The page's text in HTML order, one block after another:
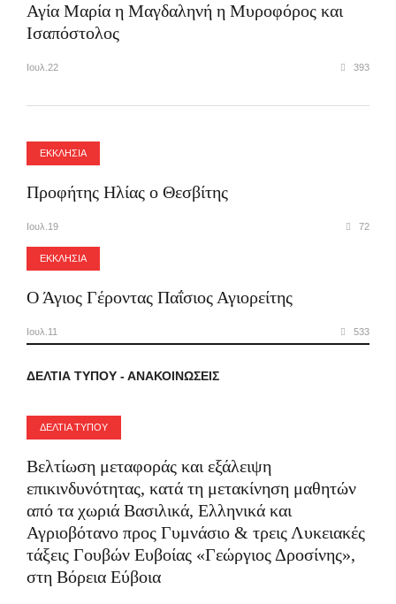
Αγία Μαρία η Μαγδαληνή η Μυροφόρος και
Ισαπόστολος
Ιουλ.22 393
ΕΚΚΛΗΣΙΑ
Προφήτης Ηλίας ο Θεσβίτης
Ιουλ.19 72
ΕΚΚΛΗΣΙΑ
Ο Άγιος Γέροντας Παΐσιος Αγιορείτης
Ιουλ.11 533
ΔΕΛΤΙΑ ΤΥΠΟΥ - ΑΝΑΚΟΙΝΩΣΕΙΣ
ΔΕΛΤΙΑ ΤΥΠΟΥ
Βελτίωση μεταφοράς και εξάλειψη
επικινδυνότητας, κατά τη μετακίνηση μαθητών
από τα χωριά Βασιλικά, Ελληνικά και
Αγριοβότανο προς Γυμνάσιο & τρεις Λυκειακές
τάξεις Γουβών Ευβοίας «Γεώργιος Δροσίνης»,
στη Βόρεια Εύβοια